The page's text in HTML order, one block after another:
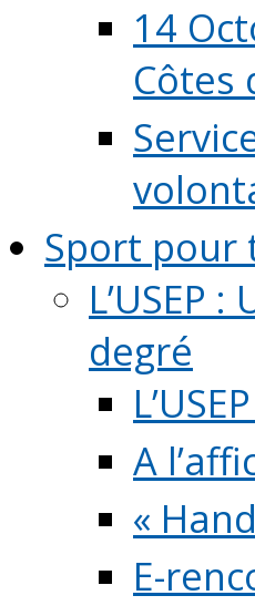
14
Côtes
Sport pour
L’USEP
degré
A
«
E-